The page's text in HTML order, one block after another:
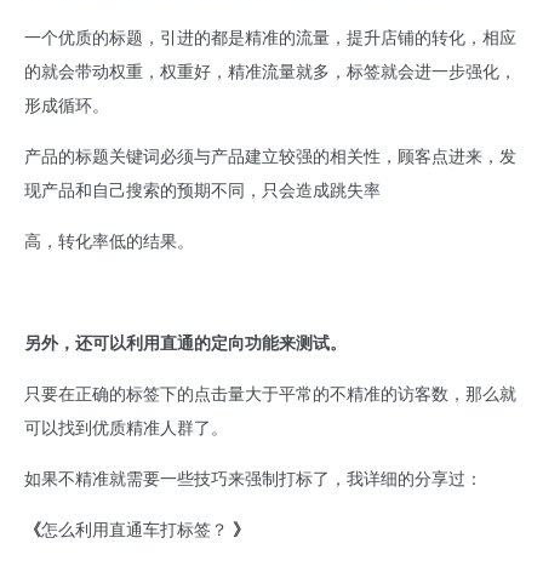
一个优质的标题，引进的都是精准的流量，提升店铺的转化，相应
的就会带动权重，权重好，精准流量就多，标签就会进一步强化，
形成循环。
产品的标题关键词必须与产品建立较强的相关性，顾客点进来，发
现产品和自己搜索的预期不同，只会造成跳失率
高，转化率低的结果。
另外，还可以利用直通的定向功能来测试。
只要在正确的标签下的点击量大于平常的不精准的访客数，那么就
可以找到优质精准人群了。
如果不精准就需要一些技巧来强制打标了，我详细的分享过：
《怎么利用直通车打标签？ 》